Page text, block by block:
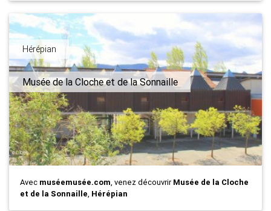
Hérépian
Musée de la Cloche et de la Sonnaille
Avec muséemusée.com, venez découvrirMusée de la Cloche
et de la Sonnaille, Hérépian